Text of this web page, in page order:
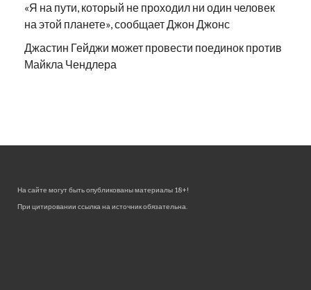
«Я на пути, который не проходил ни один человек
на этой планете», сообщает Джон Джонс
Джастин Гейджи может провести поединок против
Майкла Чендлера
На сайте могут быть опубликованы материалы 18+!
При цитировании ссылка на источник обязательна.